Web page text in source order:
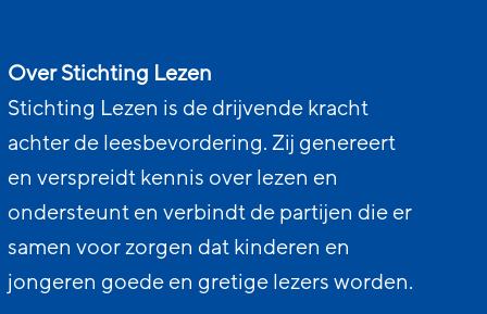
Over Stichting Lezen
Stichting Lezen is de drijvende kracht
achter de leesbevordering. Zij genereert
en verspreidt kennis over lezen en
ondersteunt en verbindt de partijen die er
samen voor zorgen dat kinderen en
jongeren goede en gretige lezers worden.